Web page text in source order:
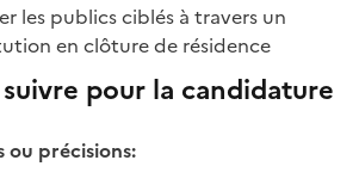
les publics ciblés à travers un
en clôture de résidence
pour la candidature
ou précisions: